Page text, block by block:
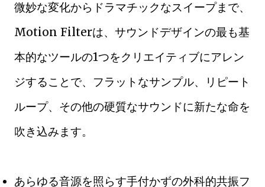
微妙な変化からドラマチックなスイープまで、
Motion Filterは、サウンドデザインの最も基
本的なツールの1つをクリエイティブにアレン
ジすることで、フラットなサンプル、リピート
ループ、その他の硬質なサウンドに新たな命を
吹き込みます。
あらゆる音源を照らす手付かずの外科的共振フ